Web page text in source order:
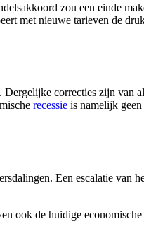
zou een einde
met nieuwe tarieven de
correcties zijn van
recessie is namelijk
Een escalatie
ook de huidige